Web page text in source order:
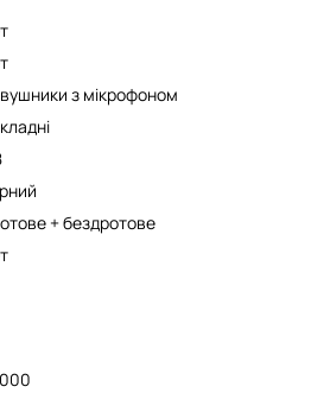
з мікрофоном
+ бездротове